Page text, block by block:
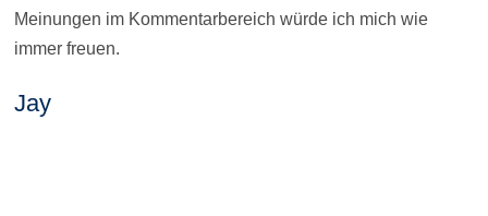
Meinungen im Kommentarbereich würde ich mich wie
immer freuen.
Jay